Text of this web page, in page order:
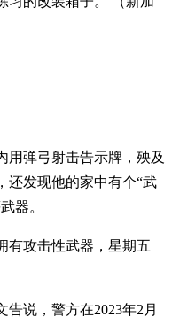
用弹弓射击告示牌，殃及
还发现他的家中有个“武
器。
有攻击性武器，星期五
说，警方在2023年2月